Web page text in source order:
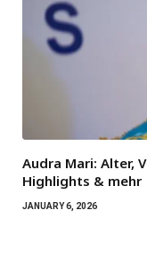
Audra Mari: Alter,
Highlights & mehr
JANUARY 6, 2026